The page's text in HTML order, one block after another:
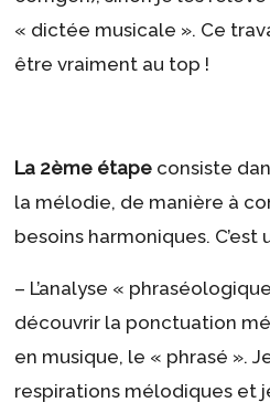
« dictée musicale ». Ce
être vraiment au top !
La 2ème étape consiste
la mélodie, de manière à
besoins harmoniques.
– L’analyse «
découvrir la ponctuation
en musique, le « phrasé ».
respirations mélodiques et